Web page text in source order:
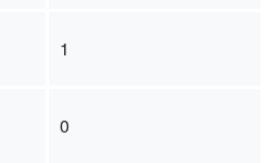
1
0